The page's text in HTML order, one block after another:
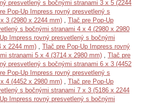
presvetlený s bočnými stranami 3 x 5 (2244
Pop-Up Impress rovný presvetlený s
3 (2980 x 2244 mm) , Tlač pre Pop-Up
s bočnými stranami 4 x 4 (2980 x 2980
Impress rovný presvetlený s bočnými
x 2244 mm) , Tlač pre Pop-Up Impress rovný
stranami 5 x 4 (3714 x 2980 mm) , Tlač pre
presvetlený s bočnými stranami 6 x 3 (4452
Pop-Up Impress rovný presvetlený s
4 (4452 x 2980 mm) , Tlač pre Pop-Up
s bočnými stranami 7 x 3 (5186 x 2244
Impress rovný presvetlený s bočnými